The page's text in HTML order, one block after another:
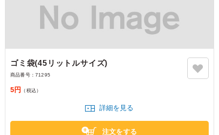
ゴミ袋(45リットルサイズ)
商品番号： 71295
5円 （税込）
詳細を見る
注文をする